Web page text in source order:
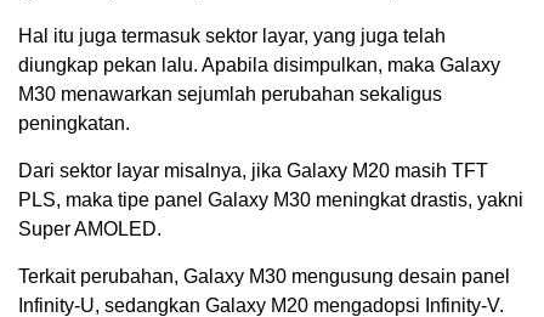
Hal itu juga termasuk sektor layar, yang juga telah
diungkap pekan lalu. Apabila disimpulkan, maka Galaxy
M30 menawarkan sejumlah perubahan sekaligus
peningkatan.
Dari sektor layar misalnya, jika Galaxy M20 masih TFT
PLS, maka tipe panel Galaxy M30 meningkat drastis, yakni
Super AMOLED.
Terkait perubahan, Galaxy M30 mengusung desain panel
Infinity-U, sedangkan Galaxy M20 mengadopsi Infinity-V.